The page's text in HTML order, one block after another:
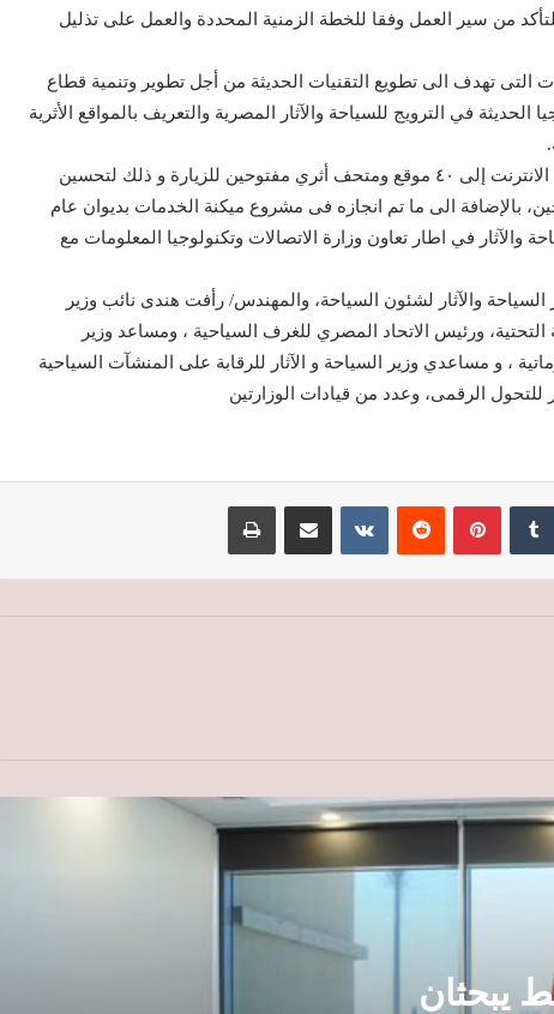
من سير العمل وفقا للخطة الزمنية المحددة والعمل على تذليل
التى تهدف الى تطويع التقنيات الحديثة من أجل تطوير وتنمية قطاع
الحديثة في الترويج للسياحة والآثار المصرية والتعريف بالمواقع الأثرية
كما تم استعراض بحث إمكانية توصيل خدمات الانترنت إلى ٤٠ موقع ومتحف أثري مفتوحين للزيارة و ذلك لتحسين
بالإضافة الى ما تم انجازه فى مشروع ميكنة الخدمات بديوان عام
والآثار في اطار تعاون وزارة الاتصالات وتكنولوجيا المعلومات مع
والآثار لشئون السياحة، والمهندس/ رأفت هندى نائب وزير
التحتية، ورئيس الاتحاد المصري للغرف السياحية ، ومساعد وزير
، و مساعدي وزير السياحة و الآثار للرقابة على المنشآت السياحية
للتحول الرقمى، وعدد من قيادات الوزارتين
بينتيريست
يبحثان
وزيرا الكهرباء والتخطيط يبحثان توفير
تمويلات مبتكرة لمشروعات الطاقة والمعادن
النادرة
«تنظيم الاتصالات» يوضح موقف المواطنين
من الخطوط المسجلة بأسمائهم ويكشف